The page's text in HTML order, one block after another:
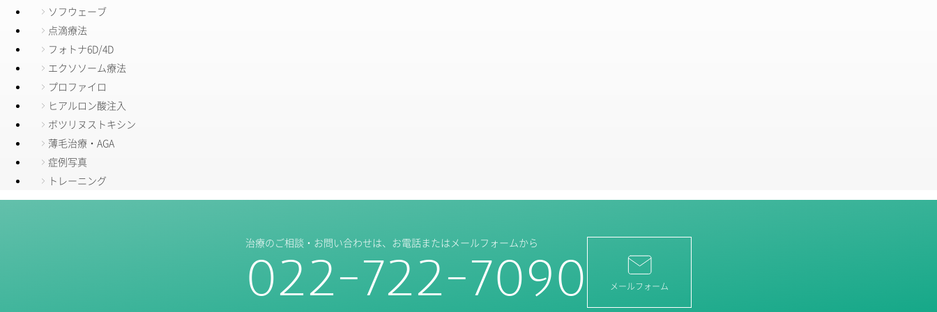
ソフウェーブ
点滴療法
フォトナ6D/4D
エクソソーム療法
プロファイロ
ヒアルロン酸注入
ボツリヌストキシン
薄毛治療・AGA
症例写真
トレーニング
治療のご相談・お問い合わせは、 お電話またはメールフォームから
022-722-7090 メールフォーム